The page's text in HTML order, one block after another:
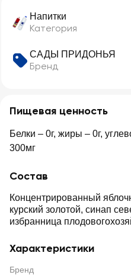
Напитки
Категория
САДЫ ПРИДОНЬЯ
Бренд
Пищевая ценность
Белки – 0г, жиры – 0г,
300мг
Состав
Концентрированный
курский золотой, синап
избранница
Характеристики
Бренд